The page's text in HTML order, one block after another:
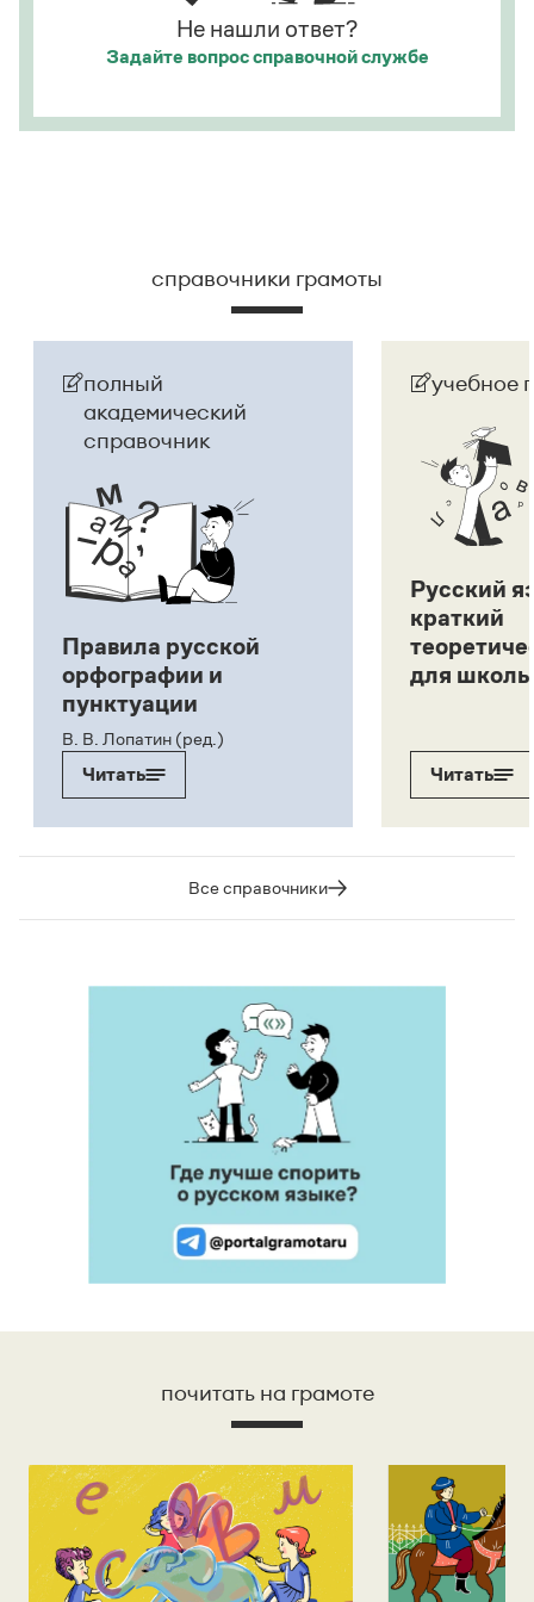
Не нашли ответ?
Задайте вопроссправочной службе
справочники грамоты
полный
академический
справочник
Правила русской
орфографии и
пунктуации
В. В. Лопатин (ред.)
Читать
учебное
Русский
краткий
для
Читать
Все справочники
почитать на грамоте